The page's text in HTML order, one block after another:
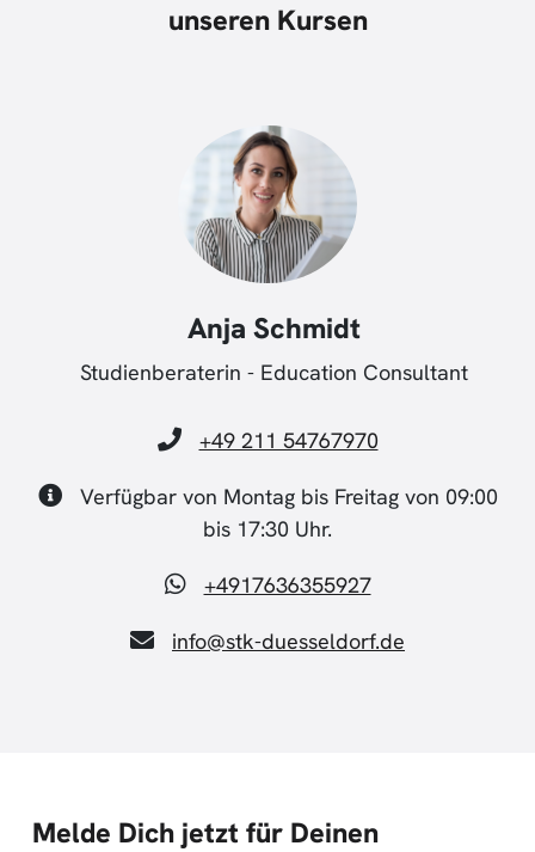
unseren Kursen
Anja Schmidt
Studienberaterin - Education Consultant
+49 211 54767970
Verfügbar von Montag bis Freitag von 09:00
bis 17:30 Uhr.
+4917636355927
info@stk-duesseldorf.de
Melde Dich jetzt für Deinen